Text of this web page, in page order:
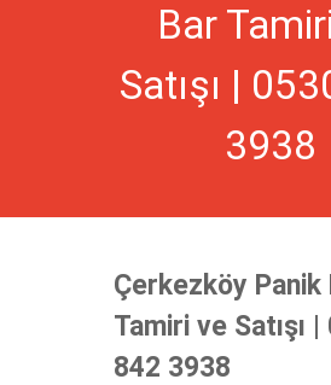
Bar
Satışı |
3938
Çerkezköy Panik
Tamiri ve Satışı |
842 3938